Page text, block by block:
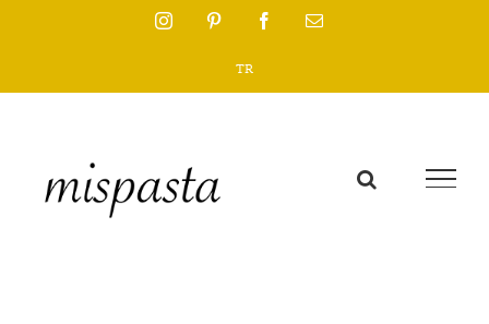
InstagramPinterest FacebookEmail
TR